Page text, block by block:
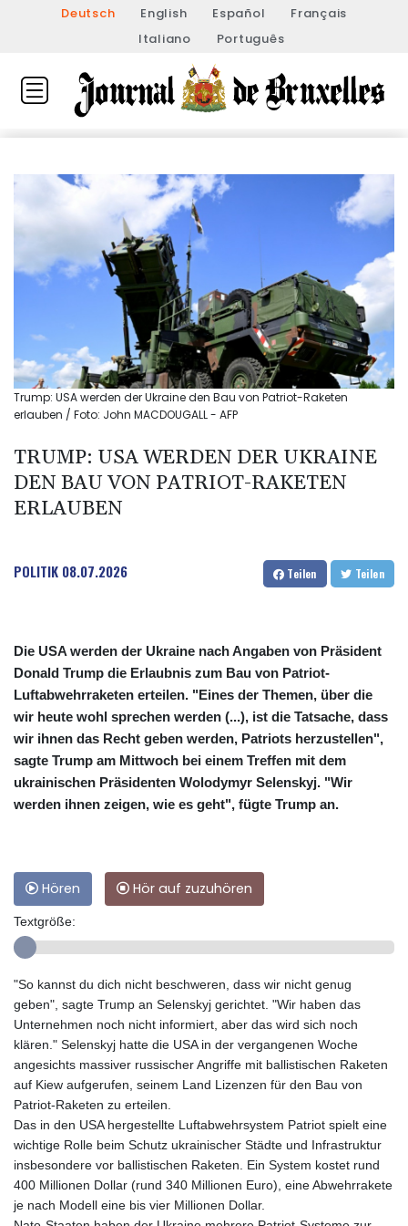
Deutsch English Español
Français
Italiano
Português
Trump: USA werden der Ukraine den Bau von Patriot-Raketen
erlauben / Foto: John MACDOUGALL - AFP
TRUMP: USA WERDEN DER UKRAINE
DEN BAU VON PATRIOT-RAKETEN
ERLAUBEN
POLITIK 08.07.2026 Teilen Teilen
Die USA werden der Ukraine nach Angaben von Präsident
Donald Trump die Erlaubnis zum Bau von Patriot-
Luftabwehrraketen erteilen. "Eines der Themen, über die
wir heute wohl sprechen werden (...), ist die Tatsache, dass
wir ihnen das Recht geben werden, Patriots herzustellen",
sagte Trump am Mittwoch bei einem Treffen mit dem
ukrainischen Präsidenten Wolodymyr Selenskyj. "Wir
werden ihnen zeigen, wie es geht", fügte Trump an.
Hören Hör auf zuzuhören
Textgröße:
"So kannst du dich nicht beschweren, dass wir nicht genug
geben", sagte Trump an Selenskyj gerichtet. "Wir haben das
Unternehmen noch nicht informiert, aber das wird sich noch
klären." Selenskyj hatte die USA in der vergangenen Woche
angesichts massiver russischer Angriffe mit ballistischen Raketen
auf Kiew aufgerufen, seinem Land Lizenzen für den Bau von
Patriot-Raketen zu erteilen.
Das in den USA hergestellte Luftabwehrsystem Patriot spielt eine
wichtige Rolle beim Schutz ukrainischer Städte und Infrastruktur
insbesondere vor ballistischen Raketen. Ein System kostet rund
400 Millionen Dollar (rund 340 Millionen Euro), eine Abwehrrakete
je nach Modell eine bis vier Millionen Dollar.